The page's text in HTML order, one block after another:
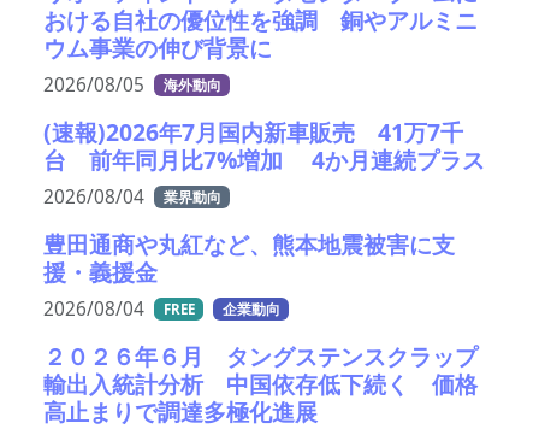
おける自社の優位性を強調 銅やアルミニ
ウム事業の伸び背景に
2026/08/05 海外動向
(速報)2026年7月国内新車販売 41万7千
台 前年同月比7%増加 4か月連続プラス
2026/08/04 業界動向
豊田通商や丸紅など、熊本地震被害に支
援・義援金
2026/08/04 FREE 企業動向
２０２６年６月 タングステンスクラップ
輸出入統計分析 中国依存低下続く 価格
高止まりで調達多極化進展